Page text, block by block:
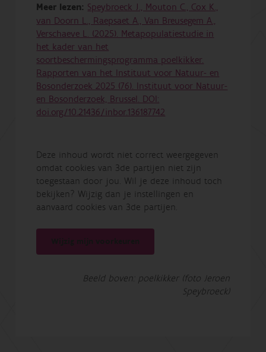
Meer lezen: Speybroeck J., Mouton C., Cox K.,
van Doorn L., Raepsaet A., Van Breusegem A.,
Verschaeve L. (2025). Metapopulatiestudie in
het kader van het
soortbeschermingsprogramma poelkikker.
Rapporten van het Instituut voor Natuur- en
Bosonderzoek 2025 (76). Instituut voor Natuur-
en Bosonderzoek, Brussel. DOI:
doi.org/10.21436/inbor.136187742
Deze inhoud wordt niet correct weergegeven
omdat cookies van 3de partijen niet zijn
toegestaan door jou. Wil je deze inhoud toch
bekijken? Wijzig dan je instellingen en
aanvaard cookies van 3de partijen.
Beeld boven: poelkikker (foto Jeroen
Speybroeck)